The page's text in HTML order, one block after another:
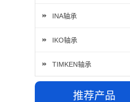
INA轴承
IKO轴承
TIMKEN轴承
推荐产品